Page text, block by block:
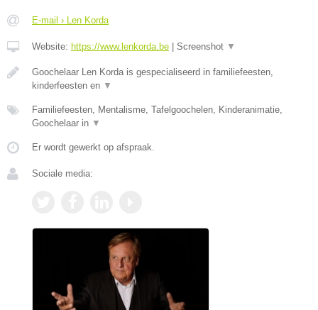
E-mail › Len Korda
Website: https://www.lenkorda.be Screenshot ▼
Goochelaar Len Korda is gespecialiseerd in familiefeesten,
kinderfeesten en ▼
Familiefeesten, Mentalisme, Tafelgoochelen, Kinderanimatie,
Goochelaar in ▼
Er wordt gewerkt op afspraak.
Sociale media: